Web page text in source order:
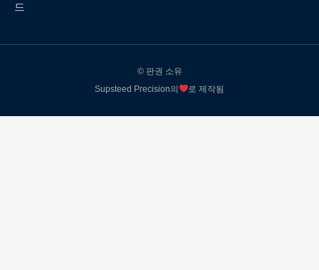
드
© 판권 소유
Supsteed Precision의
로 제작됨